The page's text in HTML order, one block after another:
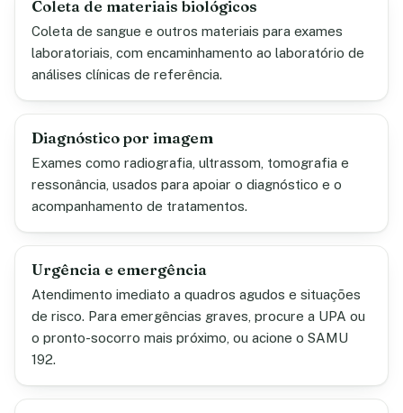
Coleta de materiais biológicos
Coleta de sangue e outros materiais para exames
laboratoriais, com encaminhamento ao laboratório de
análises clínicas de referência.
Diagnóstico por imagem
Exames como radiografia, ultrassom, tomografia e
ressonância, usados para apoiar o diagnóstico e o
acompanhamento de tratamentos.
Urgência e emergência
Atendimento imediato a quadros agudos e situações
de risco. Para emergências graves, procure a UPA ou
o pronto-socorro mais próximo, ou acione o SAMU
192.